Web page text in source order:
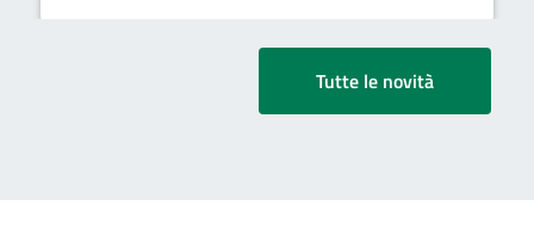
Tutte le novità